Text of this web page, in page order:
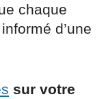
chaque
d’une
sur votre